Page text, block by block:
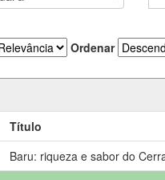
Ordenar
Título
Baru: riqueza e sabor do